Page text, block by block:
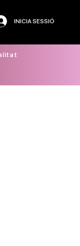
INICIA SESSIÓ